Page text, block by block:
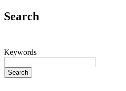
Search
Keywords
Search